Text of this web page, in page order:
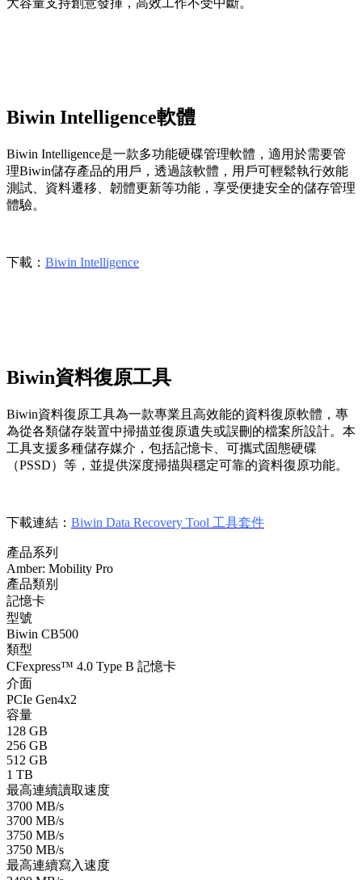
Biwin Intelligence軟體
Biwin Intelligence是一款多功能硬碟管理軟體，適用於需要管
理Biwin儲存產品的用戶，透過該軟體，用戶可輕鬆執行效能
測試、資料遷移、韌體更新等功能，享受便捷安全的儲存管理
體驗。
下載： Biwin Intelligence
Biwin資料復原工具
Biwin資料復原工具為一款專業且高效能的資料復原軟體，專
為從各類儲存裝置中掃描並復原遺失或誤刪的檔案所設計。本
工具支援多種儲存媒介，包括記憶卡、可攜式固態硬碟
（PSSD）等，並提供深度掃描與穩定可靠的資料復原功能。
下載連結： Biwin Data Recovery Tool 工具套件
產品系列
Amber: Mobility Pro
產品類别
記憶卡
型號
Biwin CB500
類型
CFexpress™ 4.0 Type B 記憶卡
介面
PCIe Gen4x2
容量
128 GB
256 GB
512 GB
1 TB
最高連續讀取速度
3700 MB/s
3700 MB/s
3750 MB/s
3750 MB/s
最高連續寫入速度